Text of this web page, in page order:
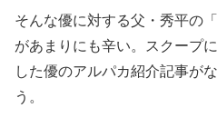
そんな優に対する父・秀平の
があまりにも辛い。スクープ
した優のアルパカ紹介記事が
う。